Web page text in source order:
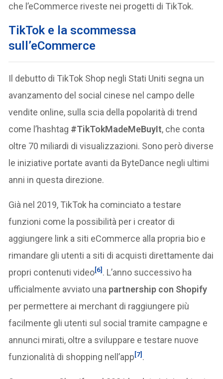
che l’eCommerce riveste nei progetti di TikTok.
TikTok e la scommessa
sull’eCommerce
Il debutto di TikTok Shop negli Stati Uniti segna un
avanzamento del social cinese nel campo delle
vendite online, sulla scia della popolarità di trend
come l’hashtag #TikTokMadeMeBuyIt, che conta
oltre 70 miliardi di visualizzazioni. Sono però diverse
le iniziative portate avanti da ByteDance negli ultimi
anni in questa direzione.
Già nel 2019, TikTok ha cominciato a testare
funzioni come la possibilità per i creator di
aggiungere link a siti eCommerce alla propria bio e
rimandare gli utenti a siti di acquisti direttamente dai
propri contenuti video[6] . L’anno successivo ha
ufficialmente avviato una partnership con Shopify
per permettere ai merchant di raggiungere più
facilmente gli utenti sul social tramite campagne e
annunci mirati, oltre a sviluppare e testare nuove
funzionalità di shopping nell’app[7] .